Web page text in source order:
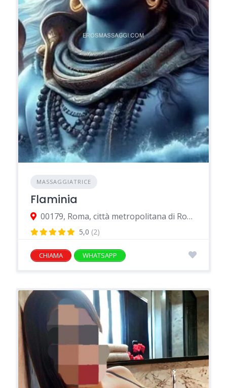
MASSAGGIATRICE
Flaminia
00179, Roma, città metropolitana di Roma Capitale, Italia
5,0 (2)
CHIAMA WHATSAPP